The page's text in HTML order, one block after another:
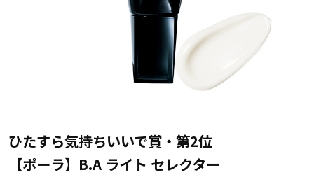
ひたすら気持ちいいで賞・第2位
【ポーラ】B.A ライト セレクター